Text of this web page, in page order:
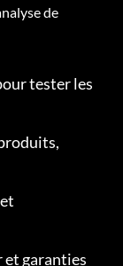
de
tester les
garanties